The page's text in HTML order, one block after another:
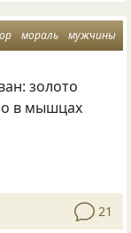
мораль мужчины
золото
в мышцах
21